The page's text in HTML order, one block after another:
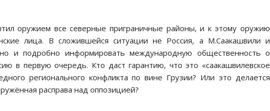
оружием все северные приграничные районы, и к этому оружию
лица. В сложившейся ситуации не Россия, а М.Саакашвили и
и подробно информировать международную общественность о
в первую очередь. Кто даст гарантию, что это «саакашвилевское
регионального конфликта по вине Грузии? Или это делается
расправа над оппозицией?